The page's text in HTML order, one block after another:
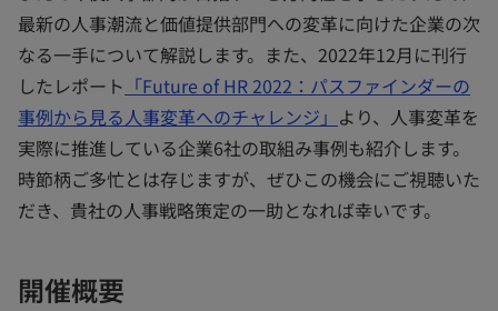
最新の人事潮流と価値提供部門への変革に向けた企業の次
なる一手について解説します。また、2022年12月に刊行
したレポート 「Future of HR 2022：パスファインダーの
事例から見る人事変革へのチャレンジ」 より、人事変革を
実際に推進している企業6社の取組み事例も紹介します。
時節柄ご多忙とは存じますが、ぜひこの機会にご視聴いた
だき、貴社の人事戦略策定の一助となれば幸いです。
開催概要